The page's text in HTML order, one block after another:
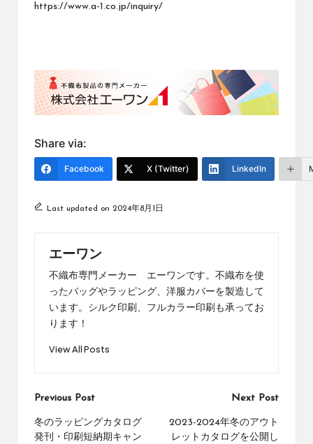
https://www.a-1.co.jp/inquiry/
Share via:
Facebook X (Twitter) LinkedIn
Last updated on 2024年8月1日
エーワン
不織布専門メーカー エーワンです。不織布を使
ったバッグやラッピング、洋服カバーを製造して
います。シルク印刷、フルカラー印刷も承ってお
ります！
View All Posts
Post
navigation
Previous Post
冬のラッピングカタログ
発刊・印刷短納期キャン
Next Post
2023-2024年冬のアウト
レットカタログを公開し